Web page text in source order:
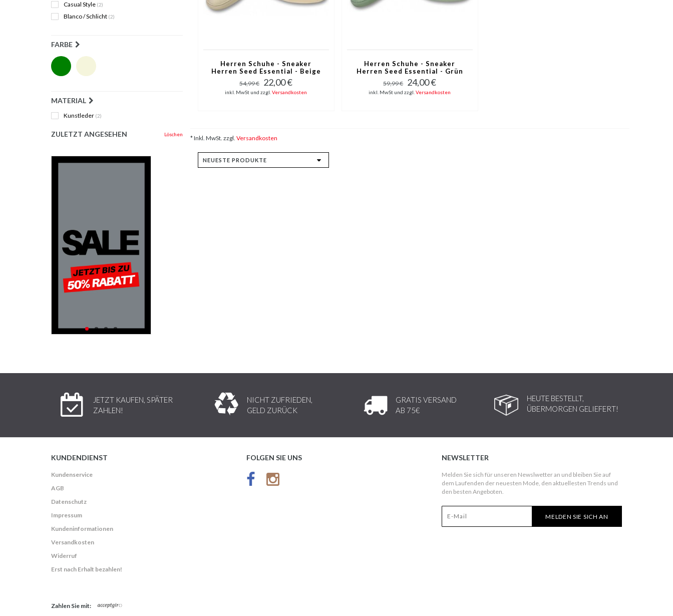
Casual Style (2)
Blanco / Schlicht (2)
FARBE
MATERIAL
Kunstleder (2)
ZULETZT ANGESEHEN Löschen
Herren Schuhe - Sneaker
Herren Seed Essential - Beige
54,99 € 22,00 €
inkl. MwSt und zzgl.Versandkosten
Herren Schuhe - Sneaker
Herren Seed Essential - Grün
59,99 € 24,00 €
inkl. MwSt und zzgl.Versandkosten
* Inkl. MwSt. zzgl. Versandkosten
JETZT KAUFEN, SPÄTER
ZAHLEN!
NICHT ZUFRIEDEN,
GELD ZURÜCK
GRATIS VERSAND
AB 75€
HEUTE BESTELLT,
ÜBERMORGEN GELIEFERT!
KUNDENDIENST
Kundenservice
AGB
Datenschutz
Impressum
Kundeninformationen
Versandkosten
Widerruf
Erst nach Erhalt bezahlen!
FOLGEN SIE UNS NEWSLETTER
Melden Sie sich für unseren Newslwetter an und bleiben Sie auf
dem Laufenden der neuesten Mode, den aktuellesten Trends und
den besten Angeboten.
MELDEN SIE SICH AN
Zahlen Sie mit: